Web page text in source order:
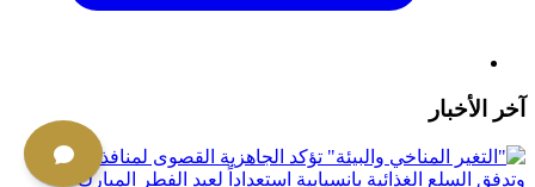
آخر الأخبار